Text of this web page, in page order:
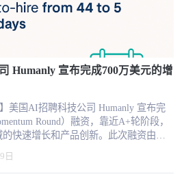
Humanly 宣布完成700万美元的增
】美国AI招聘科技公司 Humanly 宣布完
Round）融资，靠近A+轮阶段，
快速增长和产品创新。此次融资由
、Zeal Capital Partners 等知名投资机构
创始人 Tom Gonser、前微软高管
术高管 John Thimsen 等。 以AI对话技术
日